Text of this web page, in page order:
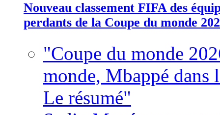
Nouveau classement FIFA des
perdants de la Coupe du monde
"Coupe du monde
monde, Mbappé dans
Le résumé"